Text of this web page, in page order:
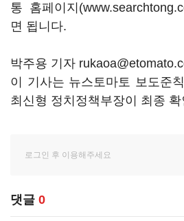
통 홈페이지
면 됩니다.
박주용 기자
이 기사는 뉴스토마토 보도준
최신형 정치정책부장이 최종 확
댓글 0